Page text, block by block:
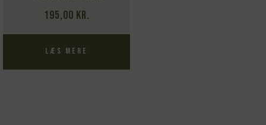
195,00 kr.
Læs mere